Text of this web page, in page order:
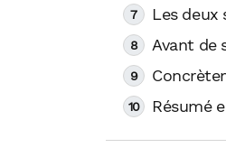
Les deux
Avant de
Résumé